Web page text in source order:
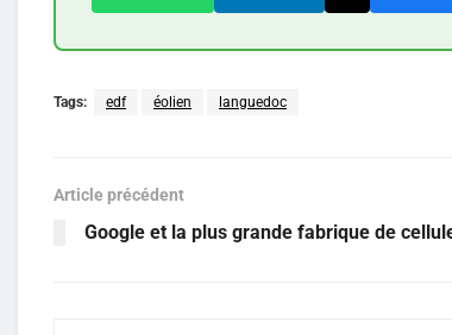
Tags: edf éolien languedoc
Article précédent
Google et la plus grande fabrique de